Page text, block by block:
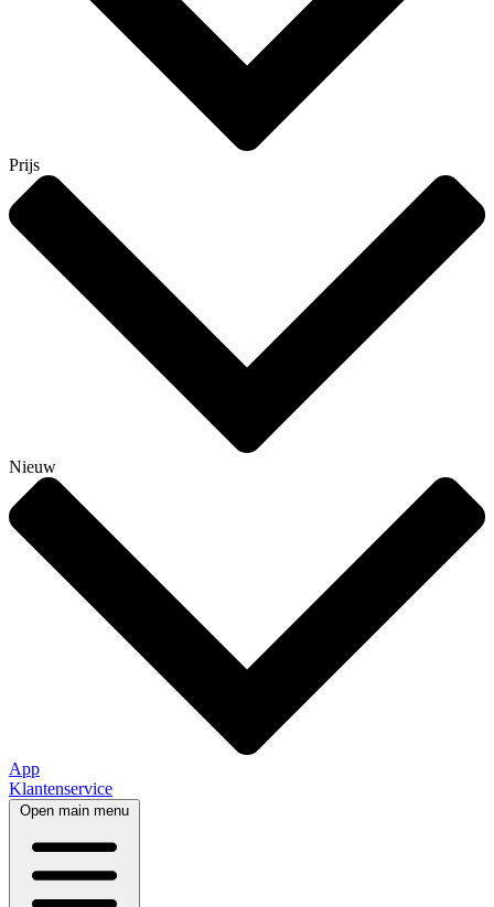
Prijs
Nieuw
App
Klantenservice
Open main menu